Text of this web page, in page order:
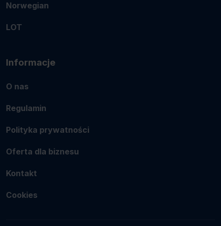
Norwegian
LOT
Informacje
O nas
Regulamin
Polityka prywatności
Oferta dla biznesu
Kontakt
Cookies